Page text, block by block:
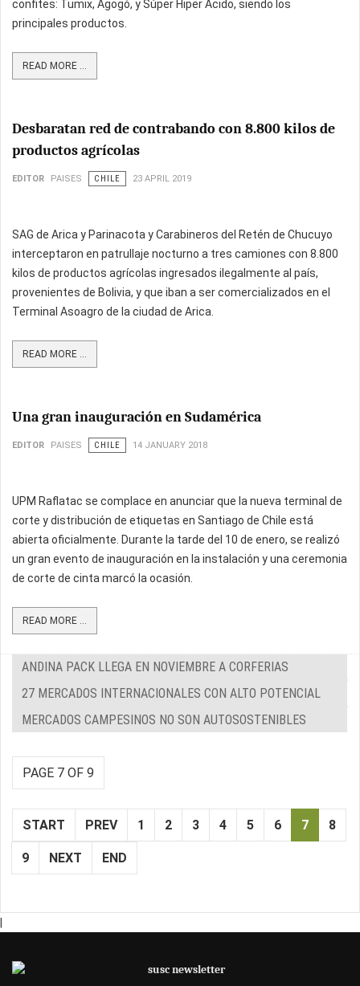
confites: Tumix, Agogó, y Súper Hiper Ácido, siendo los
principales productos.
READ MORE ...
Desbaratan red de contrabando con 8.800 kilos de
productos agrícolas
EDITOR PAISES CHILE 23 APRIL 2019
SAG de Arica y Parinacota y Carabineros del Retén de Chucuyo
interceptaron en patrullaje nocturno a tres camiones con 8.800
kilos de productos agrícolas ingresados ilegalmente al país,
provenientes de Bolivia, y que iban a ser comercializados en el
Terminal Asoagro de la ciudad de Arica.
READ MORE ...
Una gran inauguración en Sudamérica
EDITOR PAISES CHILE 14 JANUARY 2018
UPM Raflatac se complace en anunciar que la nueva terminal de
corte y distribución de etiquetas en Santiago de Chile está
abierta oficialmente. Durante la tarde del 10 de enero, se realizó
un gran evento de inauguración en la instalación y una ceremonia
de corte de cinta marcó la ocasión.
READ MORE ...
ANDINA PACK LLEGA EN NOVIEMBRE A CORFERIAS
27 MERCADOS INTERNACIONALES CON ALTO POTENCIAL
MERCADOS CAMPESINOS NO SON AUTOSOSTENIBLES
PAGE 7 OF 9
START PREV 1 2 3 4 5 6 7 8
9 NEXT END